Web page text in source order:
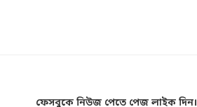
ফেসবুকে নিউজ পেতে পেজ লাইক দিন।